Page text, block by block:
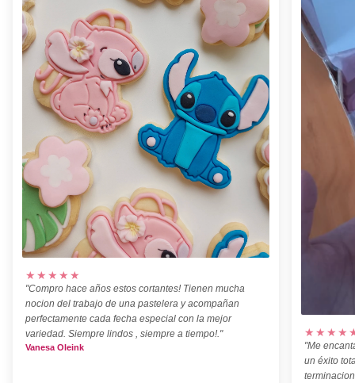
★★★★★
"Compro hace años estos cortantes! Tienen mucha
nocion del trabajo de una pastelera y acompañan
perfectamente cada fecha especial con la mejor
variedad. Siempre lindos , siempre a tiempo!."
Vanesa Oleink
"Me
un éxito